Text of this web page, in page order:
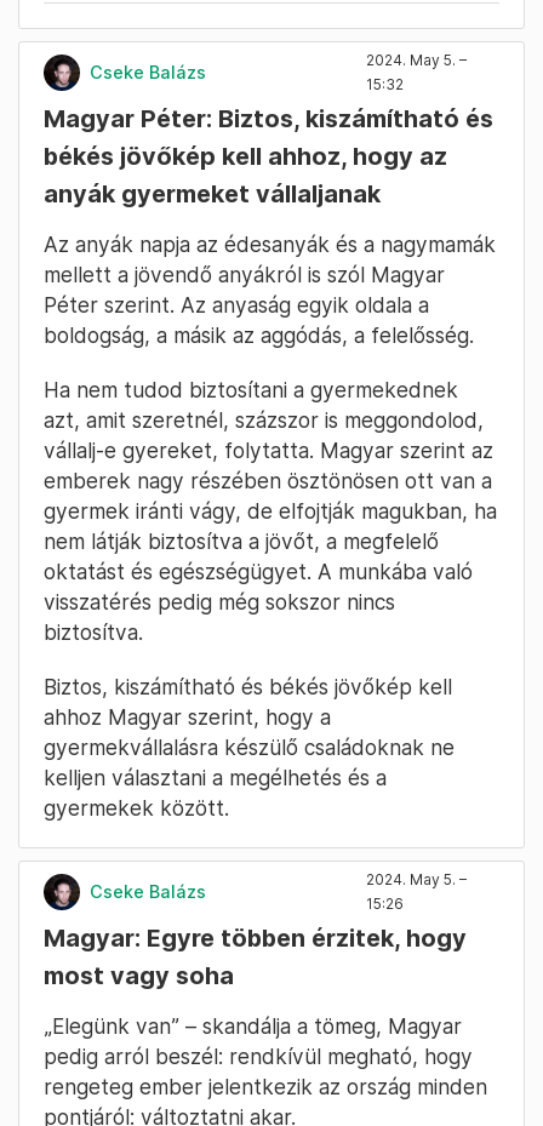
Fotó: Huszti István / Telex
15:32
Magyar Péter: Biztos, kiszámítható és
békés jövőkép kell ahhoz, hogy az
anyák gyermeket vállaljanak
Az anyák napja az édesanyák és a nagymamák
mellett a jövendő anyákról is szól Magyar
Péter szerint. Az anyaság egyik oldala a
boldogság, a másik az aggódás, a felelősség.
Ha nem tudod biztosítani a gyermekednek
azt, amit szeretnél, százszor is meggondolod,
vállalj-e gyereket, folytatta. Magyar szerint az
emberek nagy részében ösztönösen ott van a
gyermek iránti vágy, de elfojtják magukban, ha
nem látják biztosítva a jövőt, a megfelelő
oktatást és egészségügyet. A munkába való
visszatérés pedig még sokszor nincs
biztosítva.
Biztos, kiszámítható és békés jövőkép kell
ahhoz Magyar szerint, hogy a
gyermekvállalásra készülő családoknak ne
kelljen választani a megélhetés és a
gyermekek között.